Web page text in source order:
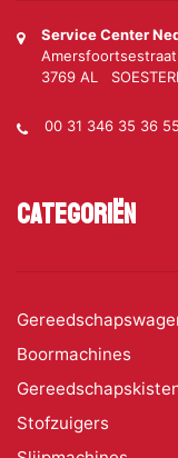
Service Center
3769 AL
00 31 346 35 36 55
Categoriën
Boormachines
Stofzuigers